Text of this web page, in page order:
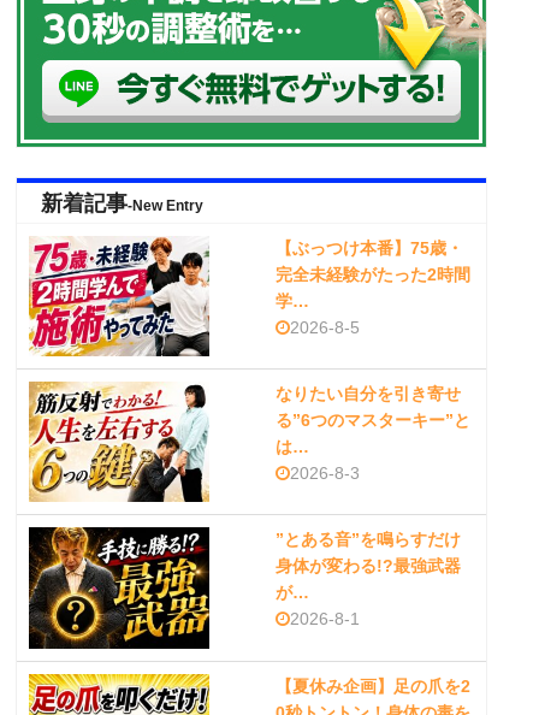
新着記事-New Entry
【ぶっつけ本番】75歳・
完全未経験がたった2時間
学…
2026-8-5
なりたい自分を引き寄せ
る”6つのマスターキー”と
は…
2026-8-3
”とある音”を鳴らすだけ
身体が変わる!?最強武器
が…
2026-8-1
【夏休み企画】足の爪を2